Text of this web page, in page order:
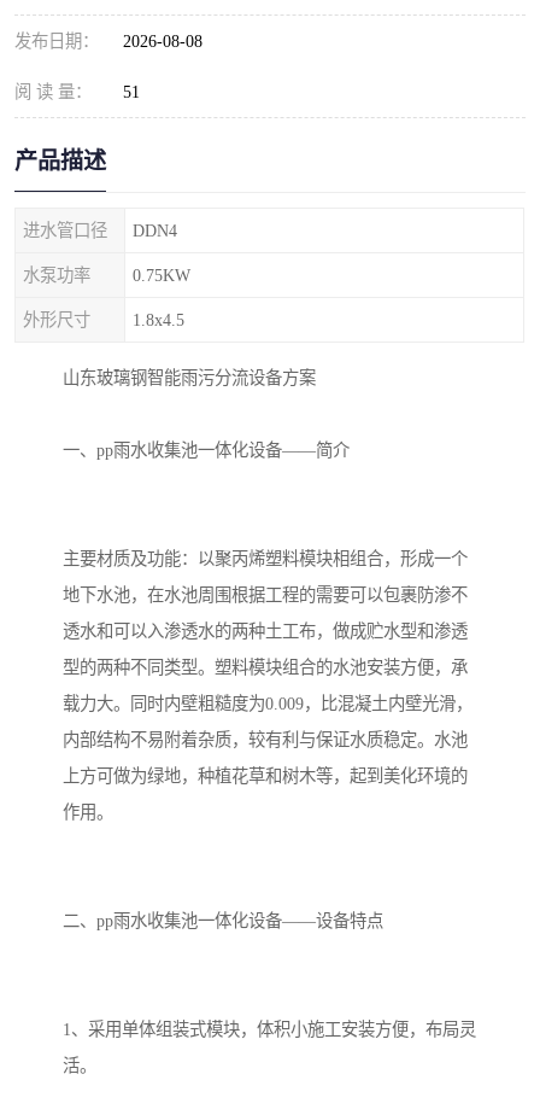
发布日期： 2026-08-08
阅 读 量： 51
产品描述
进水管口径 DDN4
水泵功率 0.75KW
外形尺寸 1.8x4.5
山东玻璃钢智能雨污分流设备方案
一、pp雨水收集池一体化设备——简介
主要材质及功能：以聚丙烯塑料模块相组合，形成一个
地下水池，在水池周围根据工程的需要可以包裹防渗不
透水和可以入渗透水的两种土工布，做成贮水型和渗透
型的两种不同类型。塑料模块组合的水池安装方便，承
载力大。同时内壁粗糙度为0.009，比混凝土内壁光滑，
内部结构不易附着杂质，较有利与保证水质稳定。水池
上方可做为绿地，种植花草和树木等，起到美化环境的
作用。
二、pp雨水收集池一体化设备——设备特点
1、采用单体组装式模块，体积小施工安装方便，布局灵
活。
理设备
整形医院污水处理设备
酿酒厂一体化污水处理设
备
生活一体化污水处理设备
复合二氧化氯发生器污水
处理设备
屠宰场一体化污水处理设
地埋式一体化污水处理设
备设备
加药装置污水设备
城乡生活污水处理设备设 MBR膜污水处理设备
印刷厂污水处理设备 二级生化污水处理设备
污水提升泵站 口腔科污水处理设备
风景区生活污水处理一体
化设备
一体化污水处理设备
无动力一体化污水处理设
肉制品加工污水处理设备 农村一体化污水处理设备
微动力污水处理设备 集中式生活污水处理设备